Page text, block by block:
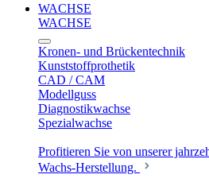
WACHSE
WACHSE
Kronen- und Brückentechnik
Kunststoffprothetik
CAD / CAM
Modellguss
Diagnostikwachse
Spezialwachse
Profitieren Sie von unserer
Wachs-Herstellung.